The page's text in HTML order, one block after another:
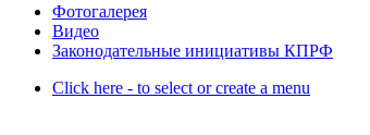
Фотогалерея
Видео
Законодательные инициативы КПРФ
Click here - to select or create a menu